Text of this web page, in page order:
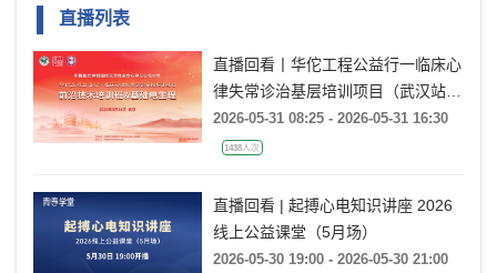
直播列表
直播回看丨华佗工程公益行一临床心
律失常诊治基层培训项目（武汉站）
前沿技术培训班&基础电生理
2026-05-31 08:25 - 2026-05-31 16:30
1438人次
直播回看 | 起搏心电知识讲座 2026
线上公益课堂（5月场）
2026-05-30 19:00 - 2026-05-30 21:00